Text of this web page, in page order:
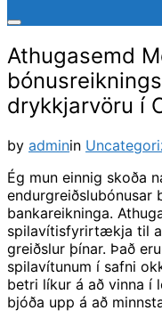
Toggle
&
navigation
Athugasemd
drykkjarvöru í
by adminin
Ég mun einnig skoða
endurgreiðslubónusar
bankareikninga.
spilavítisfyrirtækja til
greiðslur þínar. Það
spilavítunum í safni
betri líkur á að vinna í
bjóða upp á að